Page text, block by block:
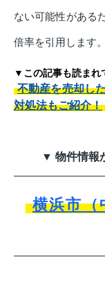
ない可能性がある
倍率を引用します。
▼この記事も読まれ
不動産を売却し
対処法もご紹介！
▼ 物件情報
横浜市（